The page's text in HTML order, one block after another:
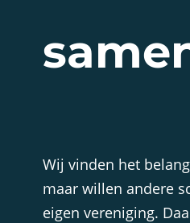
Wij vinden het
maar willen andere
eigen vereniging.